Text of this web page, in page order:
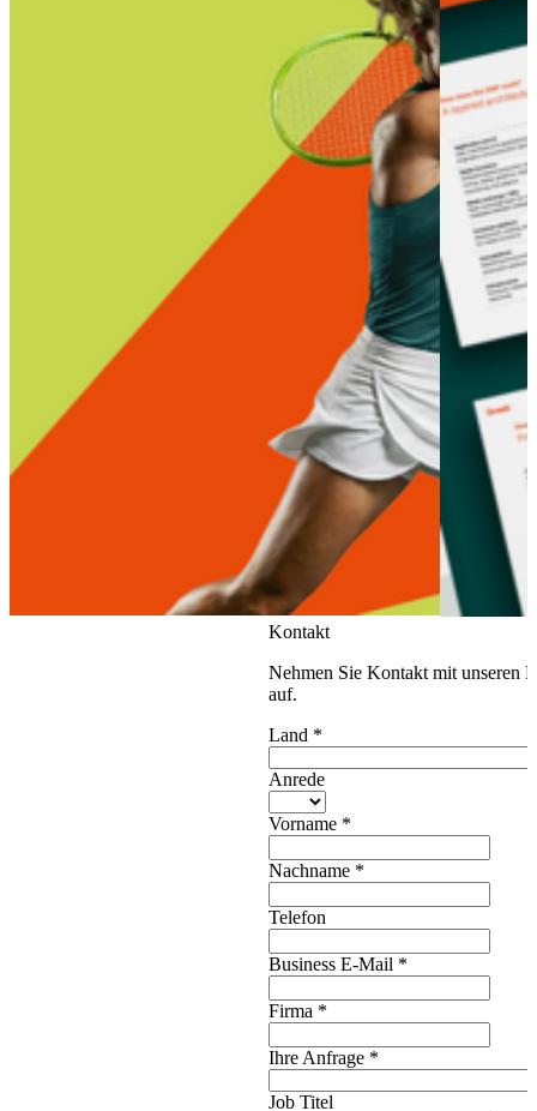
Kontakt
Nehmen Sie Kontakt mit unseren
auf.
Land *
Anrede
Vorname *
Nachname *
Telefon
Business E-Mail *
Firma *
Ihre Anfrage *
Job Titel